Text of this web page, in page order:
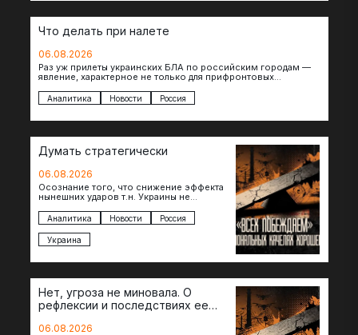
Что делать при налете
06.08.2026
Раз уж прилеты украинских БЛА по российским городам —
явление, характерное не только для прифронтовых
Аналитика Новости Россия
Думать стратегически
06.08.2026
Осознание того, что снижение эффекта
нынешних ударов т.н. Украины не
возможностей — повод задаться
вопросом: что делать…
Аналитика Новости Россия
Украина
Нет, угроза не миновала. О
рефлексии и последствиях ее
06.08.2026